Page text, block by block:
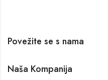
Povežite se s nama
Naša Kompanija